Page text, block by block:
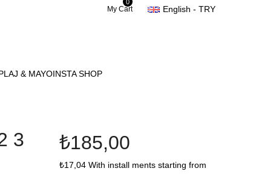
English - TRY
My Cart
0
& MAYOINSTA SHOP
3
₺185,00
₺17,04 With install ments starting from